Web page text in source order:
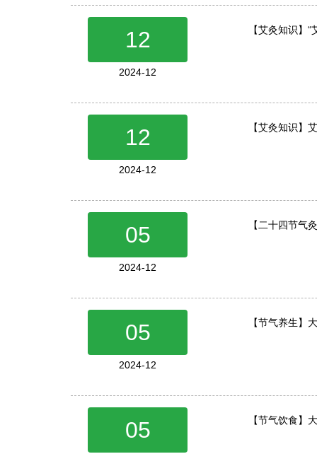
12
2024-12
【艾灸知识】
12
2024-12
【艾灸知识】
05
2024-12
【二十四节气
05
2024-12
【节气养生】
05 【节气饮食】